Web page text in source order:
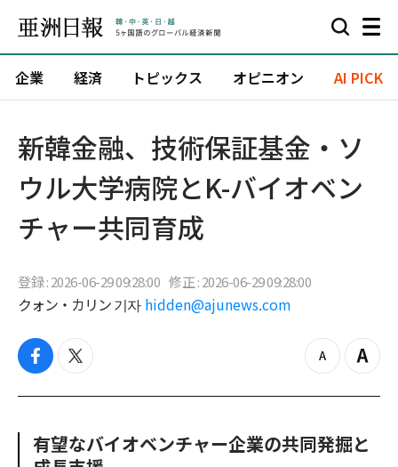
企業 経済 トピックス オピニオン AI PICK
新韓金融、技術保証基金・ソ
ウル大学病院とK-バイオベン
チャー共同育成
登録 : 2026-06-29 09:28:00 修正 : 2026-06-29 09:28:00
クォン・カリン 기자 hidden@ajunews.com
f
c
o
t
i
e
z
o
u
Z
o
n
有望なバイオベンチャー企業の共同発掘と